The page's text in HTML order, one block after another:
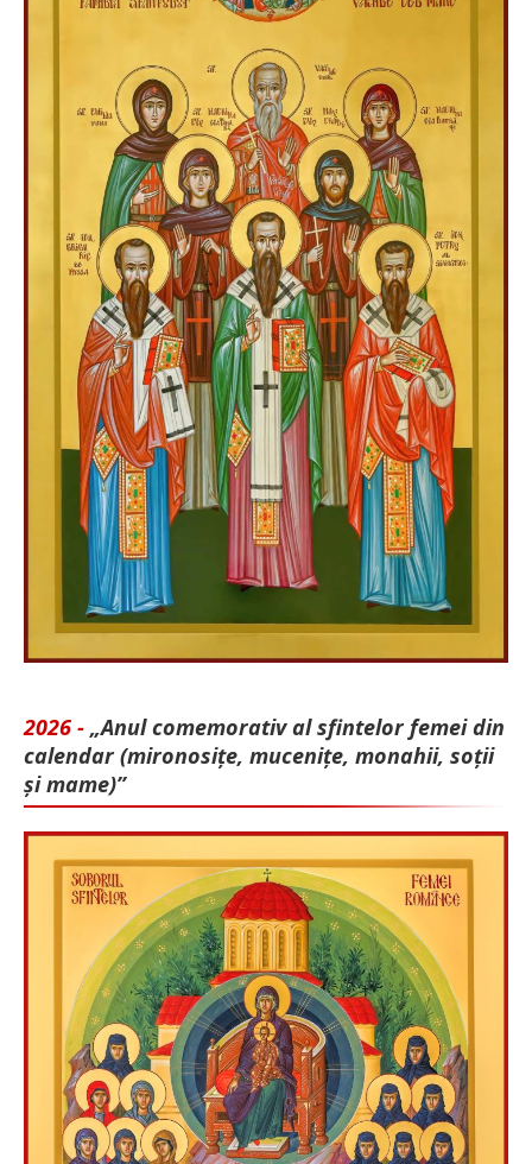
2026 - „Anul comemorativ al sfintelor femei din
calendar (mironosițe, mu­cenițe, monahii, soții
și mame)”